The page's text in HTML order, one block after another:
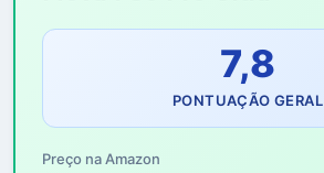
7,8
PONTUAÇÃO GERAL
Preço na Amazon